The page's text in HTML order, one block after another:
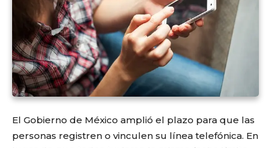
El Gobierno de México amplió el plazo para que las
personas registren o vinculen su línea telefónica. En